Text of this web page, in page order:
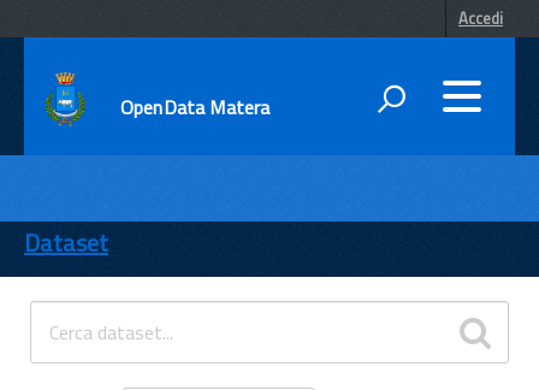
Accedi
OpenData Matera
ENTI
TEMI
INFORMAZIONI
Dataset